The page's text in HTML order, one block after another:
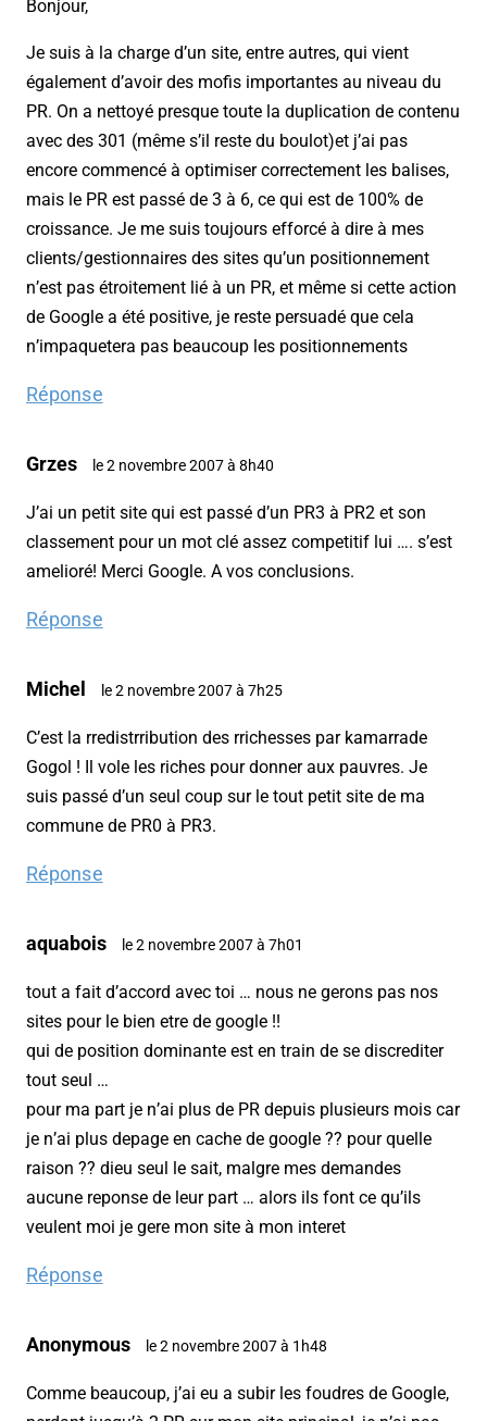
Bonjour,
Je suis à la charge d’un site, entre autres, qui vient
également d’avoir des mofis importantes au niveau du
PR. On a nettoyé presque toute la duplication de contenu
avec des 301 (même s’il reste du boulot)et j’ai pas
encore commencé à optimiser correctement les balises,
mais le PR est passé de 3 à 6, ce qui est de 100% de
croissance. Je me suis toujours efforcé à dire à mes
clients/gestionnaires des sites qu’un positionnement
n’est pas étroitement lié à un PR, et même si cette action
de Google a été positive, je reste persuadé que cela
n’impaquetera pas beaucoup les positionnements
Réponse
Grzes le 2 novembre 2007 à 8h40
J’ai un petit site qui est passé d’un PR3 à PR2 et son
classement pour un mot clé assez competitif lui …. s’est
amelioré! Merci Google. A vos conclusions.
Réponse
Michel le 2 novembre 2007 à 7h25
C’est la rredistrribution des rrichesses par kamarrade
Gogol ! Il vole les riches pour donner aux pauvres. Je
suis passé d’un seul coup sur le tout petit site de ma
commune de PR0 à PR3.
Réponse
aquabois le 2 novembre 2007 à 7h01
tout a fait d’accord avec toi … nous ne gerons pas nos
sites pour le bien etre de google !!
qui de position dominante est en train de se discrediter
tout seul …
pour ma part je n’ai plus de PR depuis plusieurs mois car
je n’ai plus depage en cache de google ?? pour quelle
raison ?? dieu seul le sait, malgre mes demandes
aucune reponse de leur part … alors ils font ce qu’ils
veulent moi je gere mon site à mon interet
Réponse
Anonymous le 2 novembre 2007 à 1h48
Comme beaucoup, j’ai eu a subir les foudres de Google,